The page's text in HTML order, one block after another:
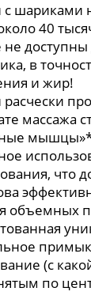
с шариками
40
не
в
и жир!
расчески
массажа
что
объемных
(с
по